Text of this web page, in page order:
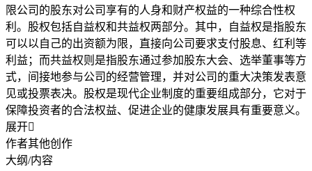
限公司的股东对公司享有的人身和财产权益的一种综合性权
利。股权包括自益权和共益权两部分。其中，自益权是指股东
可以以自己的出资额为限，直接向公司要求支付股息、红利等
利益；而共益权则是指股东通过参加股东大会、选举董事等方
式，间接地参与公司的经营管理，并对公司的重大决策发表意
见或投票表决。股权是现代企业制度的重要组成部分，它对于
保障投资者的合法权益、促进企业的健康发展具有重要意义。
展开
作者其他创作
大纲/内容